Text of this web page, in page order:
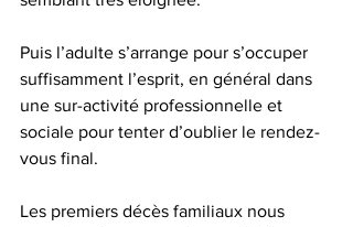
Puis l’adulte s’arrange pour s’occuper
suffisamment l’esprit, en général dans
une sur-activité professionnelle et
sociale pour tenter d’oublier le rendez-
vous final.
Les premiers décès familiaux nous